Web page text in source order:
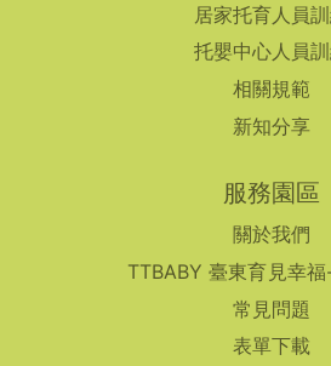
居家托育人員
托嬰中心人員
相關規範
新知分享
服務園區
關於我們
TTBABY 臺東育見幸
常見問題
表單下載